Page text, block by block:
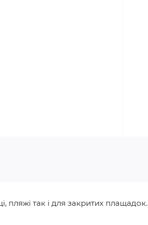
пляжі так і для закритих плащадок.